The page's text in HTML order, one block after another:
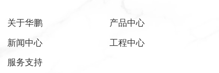
关于华鹏 产品中心
新闻中心 工程中心
服务支持